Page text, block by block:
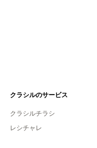
クラシルのサービス
クラシルチラシ
レシチャレ